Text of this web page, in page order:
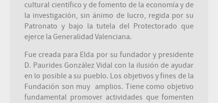
cultural científico y de fomento de la economía y de
la investigación, sin ánimo de lucro, regida por su
Patronato y bajo la tutela del Protectorado que
ejerce la Generalidad Valenciana.
Fue creada para Elda por su fundador y presidente
D. Paurides González Vidal con la ilusión de ayudar
en lo posible a su pueblo. Los objetivos y fines de la
Fundación son muy
amplios. Tiene como objetivo
fundamental promover actividades que fomenten